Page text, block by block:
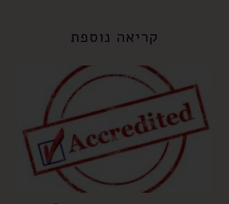
קריאה נוספת